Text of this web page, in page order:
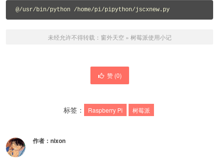
未经允许不得转载： 窗外天空» 树莓派使用小记
赞 (0)
标签： Raspberry Pi 树莓派
作者： nixon